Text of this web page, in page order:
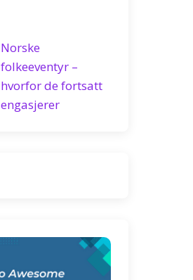
Norske
folkeeventyr –
hvorfor de fortsatt
engasjerer